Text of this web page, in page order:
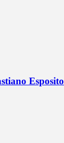
Esposito